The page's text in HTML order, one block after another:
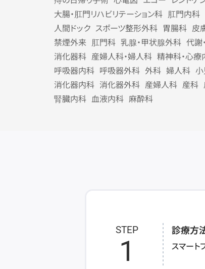
大腸・肛門リハビリテーション科 肛門内科
人間ドック スポーツ整形外科 胃腸科 皮
禁煙外来 肛門科 乳腺・甲状腺外科 代謝
消化器科 産婦人科・婦人科 精神科・心療
呼吸器内科 呼吸器外科 外科 婦人科
消化器内科 消化器外科 産婦人科 産科
腎臓内科 血液内科 麻酔科
STEP
1
診療方
スマート